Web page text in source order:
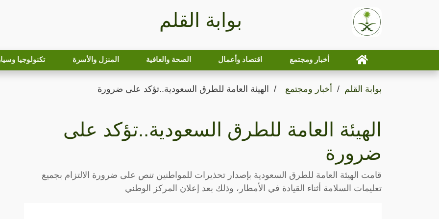
بوابة القلم
أخبار ومجتمع اقتصاد وأعمال الصحة والعافية المنزل والأسرة تكنولوجيا
بوابة القلم أخبار ومجتمع الهيئة العامة للطرق السعودية..تؤكد على ضرورة
الهيئة العامة للطرق السعودية..تؤكد على
ضرورة
قامت الهيئة العامة للطرق السعودية بإصدار تحذيرات للمواطنين تنص على ضرورة الالتزام بجميع
تعليمات السلامة أثناء القيادة في الأمطار، وذلك بعد إعلان المركز الوطني